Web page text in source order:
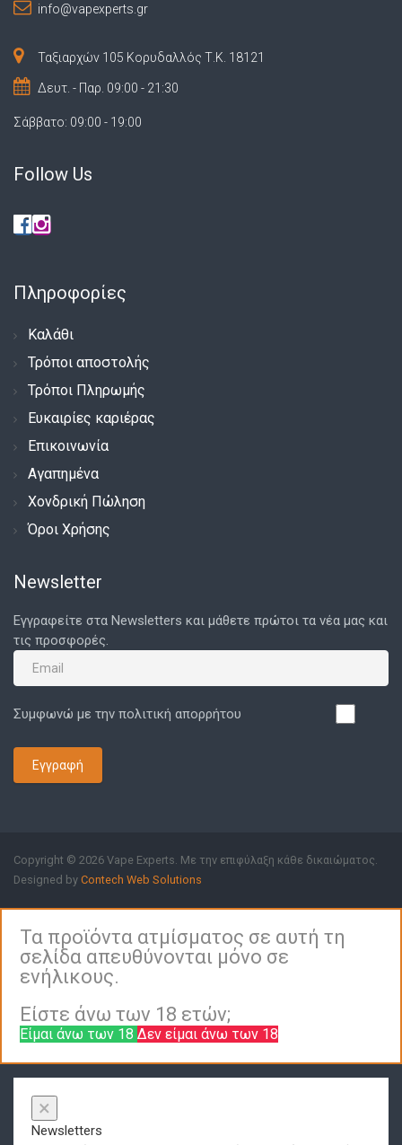
info@vapexperts.gr
Ταξιαρχών 105 Κορυδαλλός Τ.Κ. 18121
Δευτ. - Παρ. 09:00 - 21:30
Σάββατο: 09:00 - 19:00
Follow Us
Πληροφορίες
Καλάθι
Τρόποι αποστολής
Τρόποι Πληρωμής
Ευκαιρίες καριέρας
Επικοινωνία
Αγαπημένα
Χονδρική Πώληση
Όροι Χρήσης
Newsletter
Εγγραφείτε στα Newsletters και μάθετε πρώτοι τα νέα μας και
τις προσφορές.
Συμφωνώ με την πολιτική απορρήτου
Εγγραφή
Copyright © 2026 Vape Experts. Με την επιφύλαξη κάθε δικαιώματος.
Designed by Contech Web Solutions
Τα προϊόντα ατμίσματος σε αυτή τη
σελίδα απευθύνονται μόνο σε
ενήλικους.
Είστε άνω των 18 ετών;
Είμαι άνω των 18 Δεν είμαι άνω των 18
×
Newsletters